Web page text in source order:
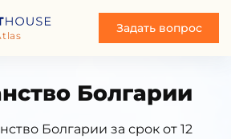
Задать вопрос
Болгарии
Болгарии за срок от 12